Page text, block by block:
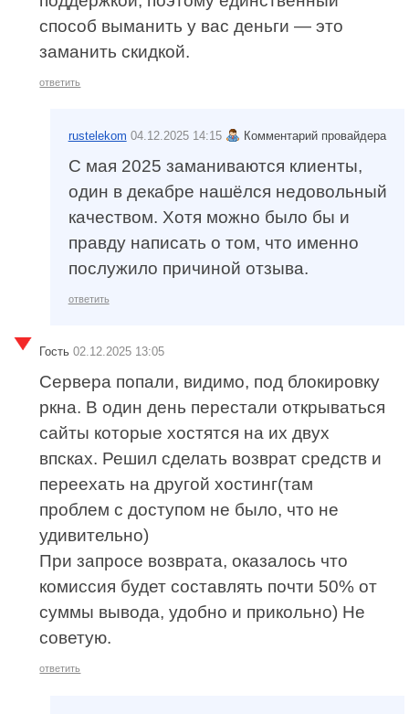
способ выманить у вас деньги — это
заманить скидкой.
ответить
rustelekom 04.12.2025 14:15 Комментарий провайдера
С мая 2025 заманиваются клиенты,
один в декабре нашёлся недовольный
качеством. Хотя можно было бы и
правду написать о том, что именно
послужило причиной отзыва.
ответить
Гость 02.12.2025 13:05
Сервера попали, видимо, под блокировку
ркна. В один день перестали открываться
сайты которые хостятся на их двух
впсках. Решил сделать возврат средств и
переехать на другой хостинг(там
проблем с доступом не было, что не
удивительно)
При запросе возврата, оказалось что
комиссия будет составлять почти 50% от
суммы вывода, удобно и прикольно) Не
советую.
ответить